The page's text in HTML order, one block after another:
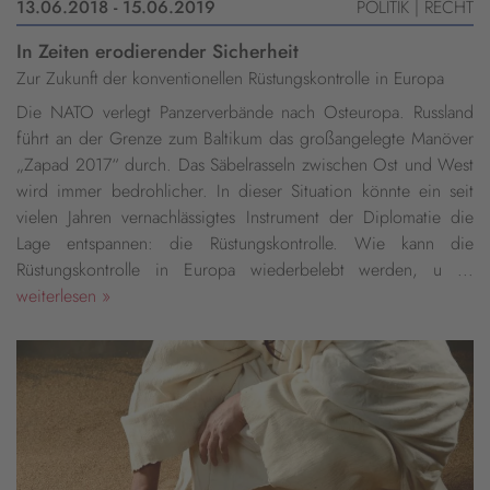
13.06.2018 - 15.06.2019 POLITIK | RECHT
In Zeiten erodierender Sicherheit
Zur Zukunft der konventionellen Rüstungskontrolle in Europa
Die NATO verlegt Panzerverbände nach Osteuropa. Russland
führt an der Grenze zum Baltikum das großangelegte Manöver
„Zapad 2017“ durch. Das Säbelrasseln zwischen Ost und West
wird immer bedrohlicher. In dieser Situation könnte ein seit
vielen Jahren vernachlässigtes Instrument der Diplomatie die
Lage entspannen: die Rüstungskontrolle. Wie kann die
Rüstungskontrolle in Europa wiederbelebt werden, u ...
weiterlesen »